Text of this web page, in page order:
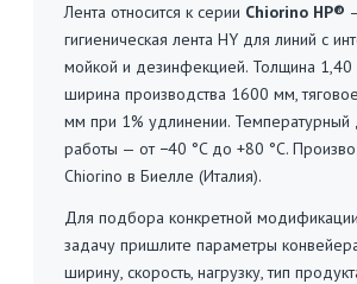
Лента относится к серии Chiorino HP®
гигиеническая лента HY для линий с
мойкой и дезинфекцией. Толщина 1,40
ширина производства 1600 мм,
мм при 1% удлинении. Температурный
работы — от −40 °C до +80 °C.
Chiorino в Биелле (Италия).
Для подбора конкретной
задачу пришлите параметры
ширину, скорость, нагрузку, тип